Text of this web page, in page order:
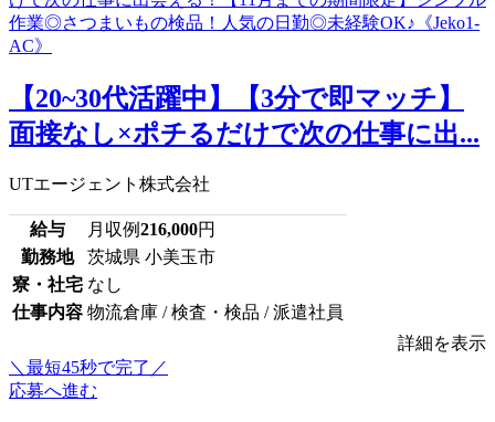
【20~30代活躍中】【3分で即マッチ】
面接なし×ポチるだけで次の仕事に出...
UTエージェント株式会社
給与 月収例216,000円
勤務地
茨城県 小美玉市
寮・社宅 なし
仕事内容 物流倉庫 / 検査・検品 / 派遣社員
詳細を表示
＼最短45秒で完了／
応募へ進む